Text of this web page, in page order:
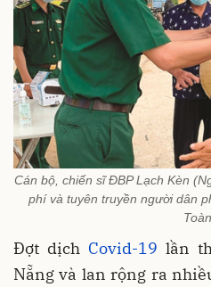
Cán bộ, chiến sĩ ĐBP Lạch Kèn
phí và tuyên truyền người dân
Đợt dịch Covid-19 lần
Nẵng và lan rộng ra